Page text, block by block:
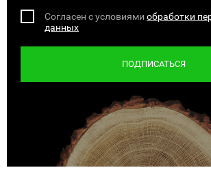
Согласен с условиями обработки
данных
ПОДПИСАТЬСЯ